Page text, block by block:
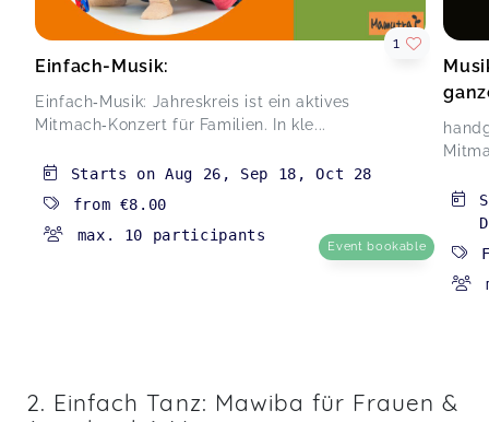
Ich habe den Massagekurs und die angenehme
Atmosphäre, die Marianne geschaffen hat, sehr
genossen. Danke für die Möglichkeit, die
Babypflege noch besser zu machen.)
Nov 25
Einfach-Musik:
Einfach‑Musik: Jahreskreis ist ein aktives
Mitmach‑Konzert für Familien. In kle...
1
Starts onAug 26 , Sep 18 ,Oct 28
from €8.00
max. 10 participants
Event bookable
2. Einfach Tanz: Mawiba für Frauen &